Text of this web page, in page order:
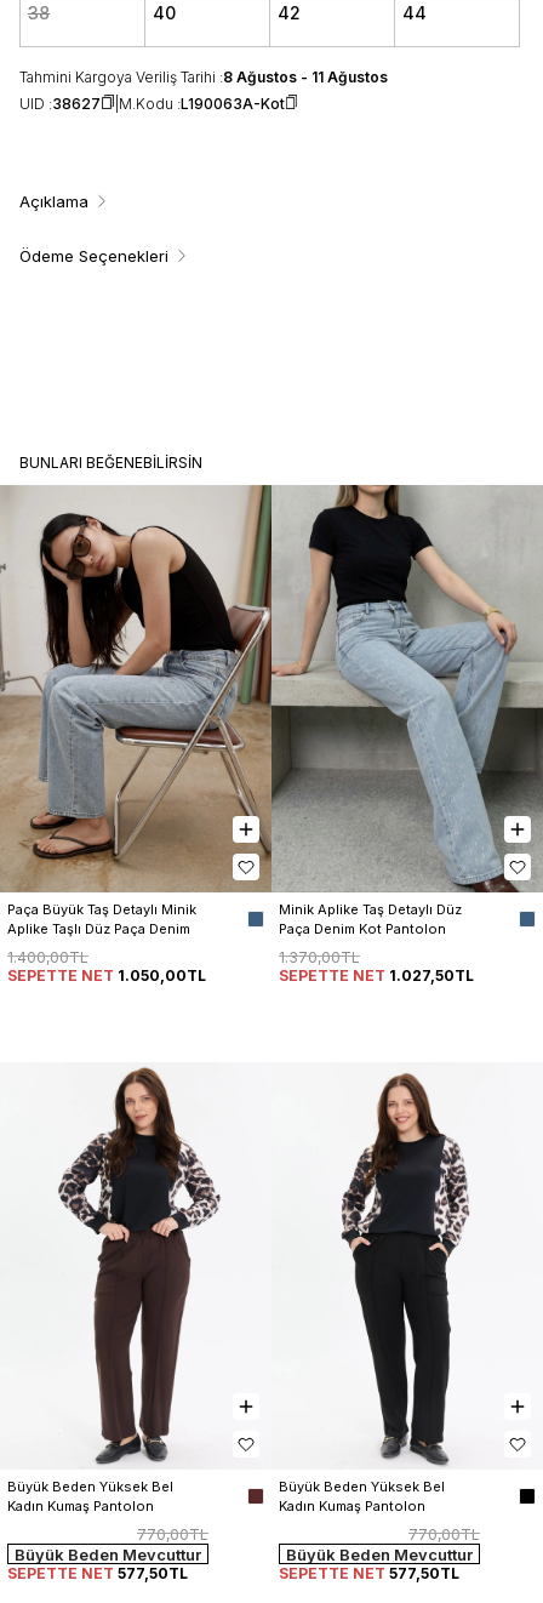
38 40 42 44
Tahmini Kargoya Veriliş Tarihi :8 Ağustos - 11 Ağustos
UID :38627 M.Kodu :L190063A-Kot
Açıklama
Ödeme Seçenekleri
BUNLARI BEĞENEBILIRSIN
Paça Büyük Taş Detaylı Minik
Aplike Taşlı Düz Paça Denim
Kot Pantolon Kadın
1.400,00TL
SEPETTE NET 1.050,00TL
Minik Aplike Taş Detaylı Düz
Paça Denim Kot Pantolon
Kadın
1.370,00TL
SEPETTE NET 1.027,50TL
Büyük Beden Yüksek Bel
Kadın Kumaş Pantolon
770,00TL
Büyük Beden Mevcuttur
SEPETTE NET 577,50TL
Büyük Beden Yüksek Bel
Kadın Kumaş Pantolon
770,00TL
Büyük Beden Mevcuttur
SEPETTE NET 577,50TL